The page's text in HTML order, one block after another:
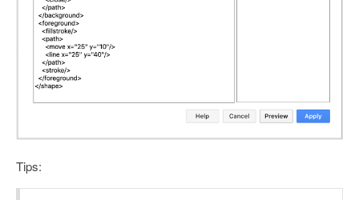
Tips: